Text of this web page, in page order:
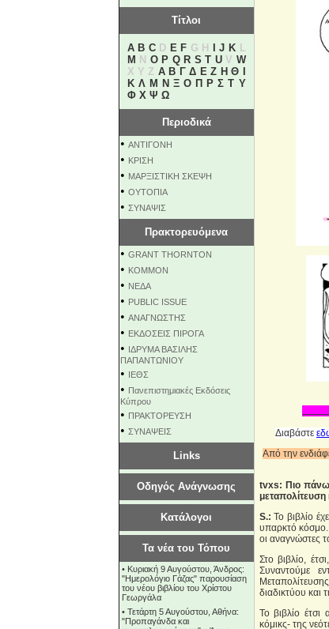
Τίτλοι
A B CD E F G H J KL
M N O P Q R S T UV W
X Y Z Α Β Γ Δ Ε Ζ Η Θ
Κ Λ Μ Ν Ξ Ο Π Ρ Σ Τ Υ
Φ Χ Ψ Ω
Περιοδικά
• ΑΝΤΙΓΟΝΗ
• ΚΡΙΣΗ
• ΜΑΡΞΙΣΤΙΚΗ ΣΚΕΨΗ
• ΟΥΤΟΠΙΑ
• ΣΥΝΑΨΙΣ
Πρακτορευόμενα
• GRANT THORNTON
• KOMMON
• NEΔΑ
• PUBLIC ISSUE
• ΑΝΑΓΝΩΣΤΗΣ
• ΕΚΔΟΣΕΙΣ ΠΙΡΟΓΑ
• ΙΔΡΥΜΑ ΒΑΣΙΛΗΣ
ΠΑΠΑΝΤΩΝΙΟΥ
• ΙΕΘΣ
• Πανεπιστημιακές Εκδόσεις
Κύπρου
• ΠΡΑΚΤΟΡΕΥΣΗ
• ΣΥΝΑΨΕΙΣ
Links
Οδηγός Ανάγνωσης
Κατάλογοι
Τα νέα του Τόπου
• Κυριακή 9 Αυγούστου, Άνδρος:
"Ημερολόγιο Γάζας" παρουσίαση
του νέου βιβλίου του Χρίστου
Γεωργάλα
• Τετάρτη 5 Αυγούστου, Αθήνα:
"Προπαγάνδα και
Διαβάστε
Από την
tvxs: Πιο πάνω
μεταπολίτευση
S.: Το βιβλίο
υπαρκτό κόσμο.
οι αναγνώστες
Στο βιβλίο,
Συναντούμε
διαδικτύου και
Το βιβλίο
κόμικς- της